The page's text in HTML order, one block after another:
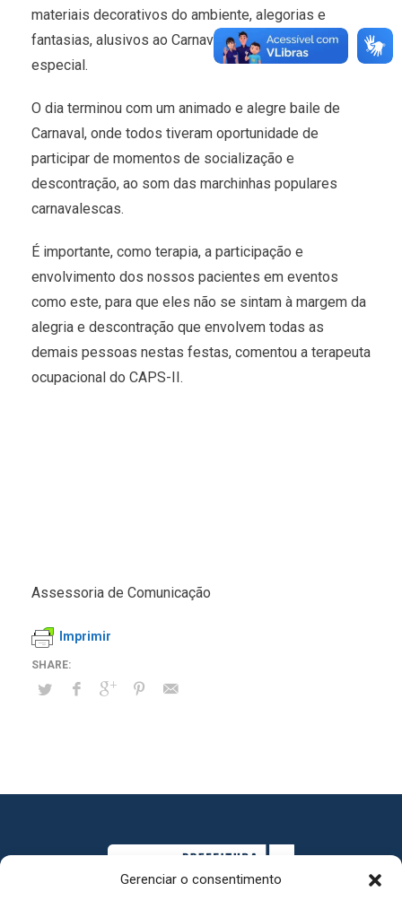
Gerenciar o consentimento
materiais decorativos do ambiente, alegorias e
fantasias, alusivos ao Carnaval, incluindo refeição
especial.
O dia terminou com um animado e alegre baile de
Carnaval, onde todos tiveram oportunidade de
participar de momentos de socialização e
descontração, ao som das marchinhas populares
carnavalescas.
É importante, como terapia, a participação e
envolvimento dos nossos pacientes em eventos
como este, para que eles não se sintam à margem da
alegria e descontração que envolvem todas as
demais pessoas nestas festas, comentou a terapeuta
ocupacional do CAPS-II.
Assessoria de Comunicação
Imprimir